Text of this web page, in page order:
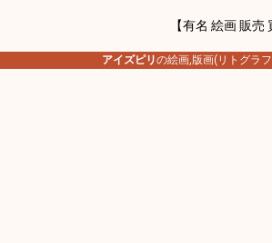
【有名 絵画 販
アイズピリの絵画,版画(リトグラ